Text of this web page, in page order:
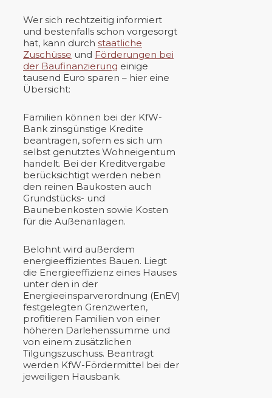
Wer sich rechtzeitig informiert
und bestenfalls schon vorgesorgt
hat, kann durch staatliche
Zuschüsse und Förderungen bei
der Baufinanzierung einige
tausend Euro sparen – hier eine
Übersicht:
Familien können bei der KfW-
Bank zinsgünstige Kredite
beantragen, sofern es sich um
selbst genutztes Wohneigentum
handelt. Bei der Kreditvergabe
berücksichtigt werden neben
den reinen Baukosten auch
Grundstücks- und
Baunebenkosten sowie Kosten
für die Außenanlagen.
Belohnt wird außerdem
energieeffizientes Bauen. Liegt
die Energieeffizienz eines Hauses
unter den in der
Energieeinsparverordnung (EnEV)
festgelegten Grenzwerten,
profitieren Familien von einer
höheren Darlehenssumme und
von einem zusätzlichen
Tilgungszuschuss. Beantragt
werden KfW-Fördermittel bei der
jeweiligen Hausbank.